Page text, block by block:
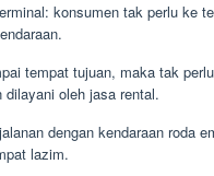
konsumen tak perlu ke
tempat tujuan, maka tak
dilayani oleh jasa rental.
dengan kendaraan roda
lazim.